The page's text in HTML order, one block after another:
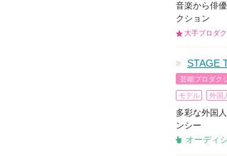
音楽から俳
クション
大手プロダ
STAGE
芸能プロダク
モデル 外国
多彩な外国
ンシー
オーディ